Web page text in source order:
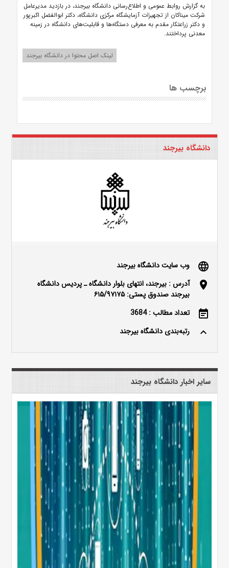
به گزارش روابط عمومی و اطلاع‌رسانی دانشگاه بیرجند، در بازدید مدیرعامل
شرکت میناکان از تجهیزات آزمایشگاه مرکزی دانشگاه، دکتر ابوالفضل اکبرپور
و دکتر زراعتکار مقدم به معرفی دستگاه‌ها و قابلیت‌های دانشگاه در زمینه
معدنی پرداختند.
لینک اصل محتوا در دانشگاه بیرجند
برچسب ها
دانشگاه بیرجند
language وب سایت دانشگاه بیرجند
location_on
آدرس : بیرجند، انتهای بلوار دانشگاه ـ پردیس دانشگاه
بیرجند صندوق پستی: ۶۱۵/۹۷۱۷۵
event_note تعداد مطالب : 3684
keyboard_arrow_up رتبه‌بندی دانشگاه بیرجند
سایر اخبار دانشگاه بیرجند